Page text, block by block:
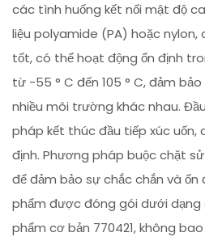
các tình huống kết nối mật độ
liệu polyamide (PA) hoặc nylon,
tốt, có thể hoạt động ổn định
từ -55 ° C đến 105 ° C, đảm
nhiều môi trường khác nhau.
pháp kết thúc đầu tiếp xúc uốn,
định. Phương pháp buộc chặt
để đảm bảo sự chắc chắn và ổn
phẩm được đóng gói dưới dạng
phẩm cơ bản 770421, không